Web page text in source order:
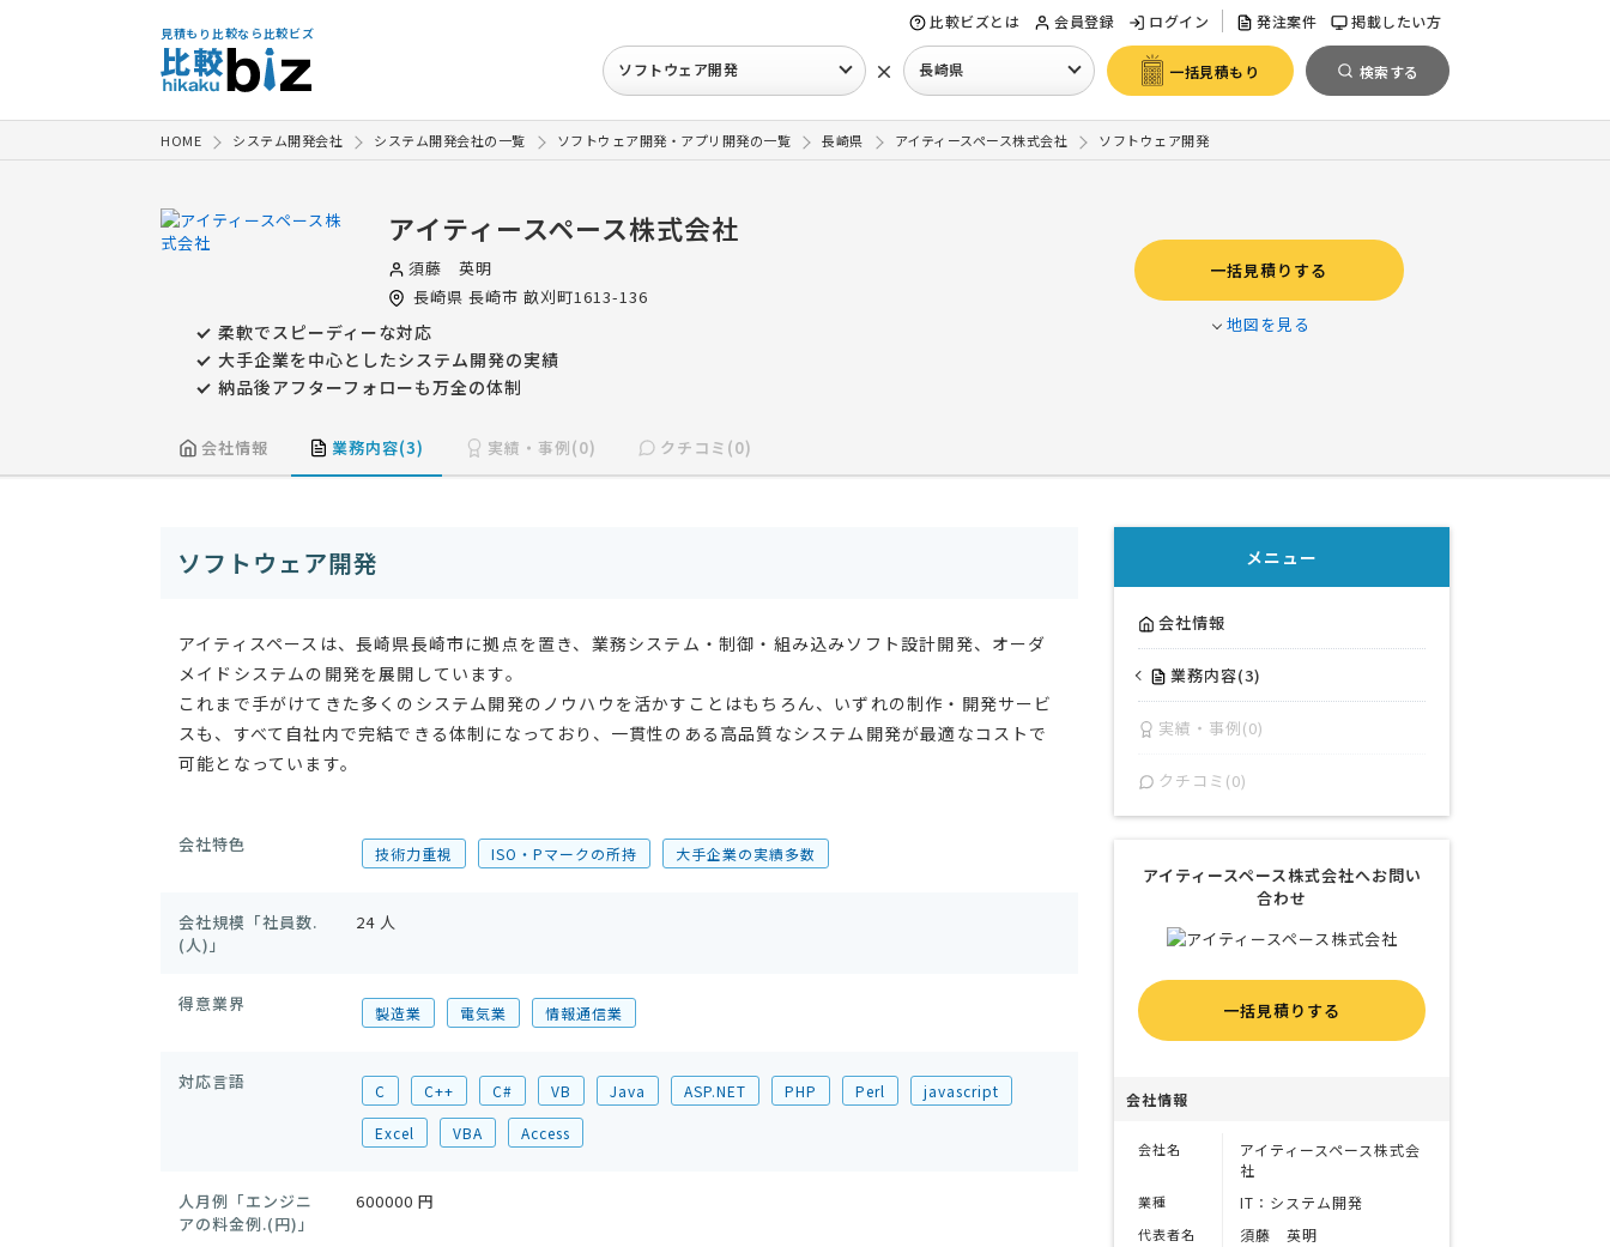
見積もり比較なら比較ビズ
比較ビズとは 会員登録 ログイン 発注案件 掲載したい方
ソフトウェア開発 × 長崎県 一括見積もり 検索する
HOME システム開発会社 システム開発会社の一覧 ソフトウェア開発・アプリ開発の一覧 長崎県 アイティースペース株式会社 ソフトウェア開発
アイティースペース株式会社
須藤 英明
長崎県 長崎市 畝刈町1613-136
柔軟でスピーディーな対応
大手企業を中心としたシステム開発の実績
納品後アフターフォローも万全の体制
一括見積りする
地図を見る
会社情報 業務内容(3) 実績・事例(0) クチコミ(0)
ソフトウェア開発
アイティスペースは、長崎県長崎市に拠点を置き、業務システム・制御・組み込みソフト設計開発、オーダ
メイドシステムの開発を展開しています。
これまで手がけてきた多くのシステム開発のノウハウを活かすことはもちろん、いずれの制作・開発サービ
スも、すべて自社内で完結できる体制になっており、一貫性のある高品質なシステム開発が最適なコストで
可能となっています。
会社特色 技術力重視 ISO・Pマークの所持 大手企業の実績多数
会社規模「社員数.
(人)」
24 人
得意業界 製造業 電気業 情報通信業
対応言語 C C++ C# VB Java ASP.NET PHP Perl javascript
Excel VBA Access
人月例「エンジニ
アの料金例.(円)」
600000 円
メニュー
会社情報
業務内容(3)
実績・事例(0)
クチコミ(0)
アイティースペース株式会社へお問い
合わせ
一括見積りする
会社情報
会社名
アイティースペース株式会
社
業種 IT：システム開発
代表者名 須藤 英明